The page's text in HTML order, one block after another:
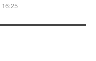
16:25